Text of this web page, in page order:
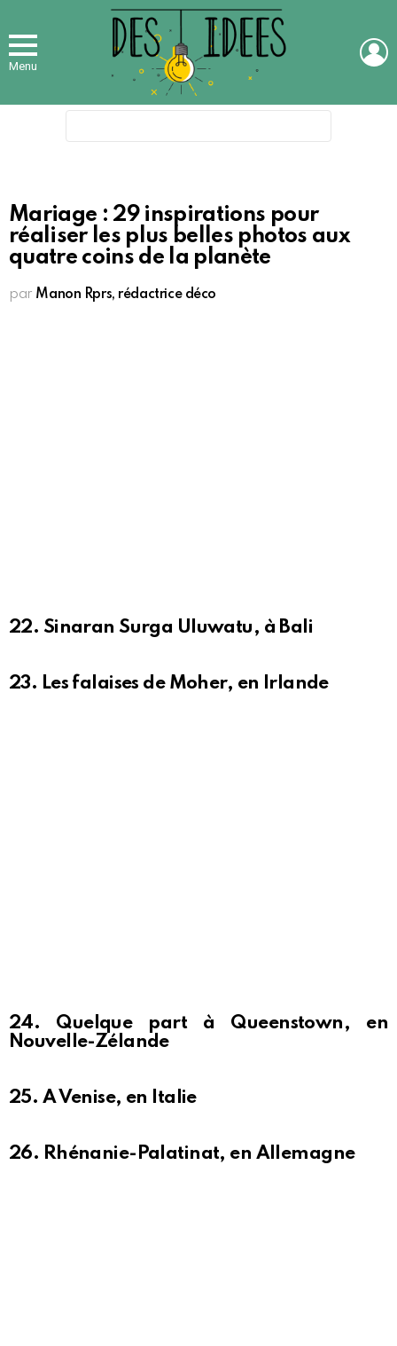
Menu
Mariage : 29 inspirations pour
réaliser les plus belles photos aux
quatre coins de la planète
par Manon Rprs, rédactrice déco
22. Sinaran Surga Uluwatu, à Bali
23. Les falaises de Moher, en Irlande
24. Quelque part à Queenstown, en
Nouvelle-Zélande
25. A Venise, en Italie
26. Rhénanie-Palatinat, en Allemagne